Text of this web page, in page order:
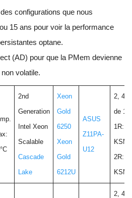
configurations que nous
15 ans pour voir la performance
optane.
(AD) pour que la PMem devienne
volatile.
2nd
Generation
Intel Xeon
Scalable
Cascade
Lake
Xeon
Gold
6250
Xeon
Gold
6212U
ASUS
Z11PA-
U12
2, 4
de
1R:
2R:
2, 4